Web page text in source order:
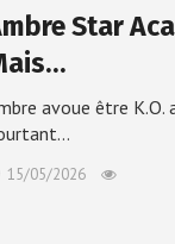
Star
avoue être K.O.
15/05/2026